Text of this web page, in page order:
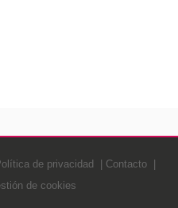
de privacidad
Contacto
de cookies